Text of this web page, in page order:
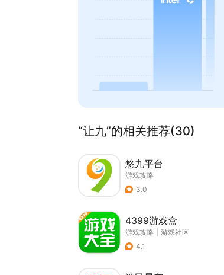
“让九”的相关推荐(30)
悠九平台
游戏攻略
3.0
4399游戏盒
游戏攻略
游戏社区
4.1